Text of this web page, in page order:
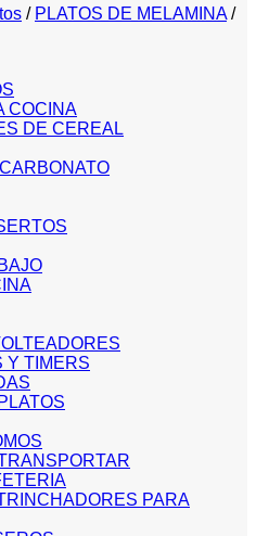
/ PLATOS DE MELAMINA /
COCINA
DE CEREAL
Y TIMERS
PARA